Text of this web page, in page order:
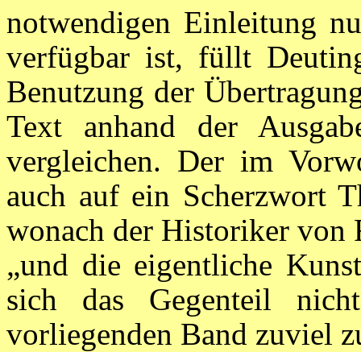
notwendigen Einleitung
verfügbar ist, füllt
Benutzung der
Text anhand der
vergleichen. Der im
auch auf ein Scherzwort
wonach der Historiker von
„und die eigentliche
sich das Gegenteil
vorliegenden Band zuviel